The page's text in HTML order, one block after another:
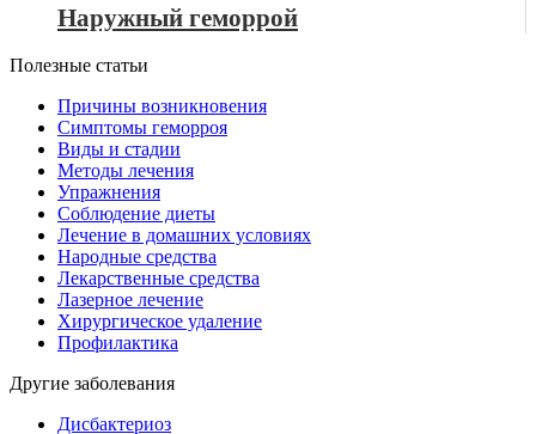
Наружный геморрой
Полезные статьи
Причины возникновения
Симптомы геморроя
Виды и стадии
Методы лечения
Упражнения
Соблюдение диеты
Лечение в домашних условиях
Народные средства
Лекарственные средства
Лазерное лечение
Хирургическое удаление
Профилактика
Другие заболевания
Дисбактериоз